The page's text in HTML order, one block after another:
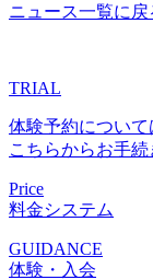
ニュース一覧に戻
TRIAL
体験予約について
こちらからお手
Price
料金システム
GUIDANCE
体験・入会